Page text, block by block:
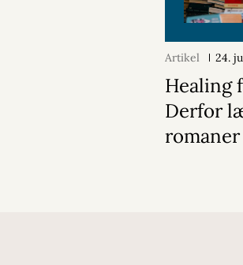
Artikel 24.
Healing
Derfor